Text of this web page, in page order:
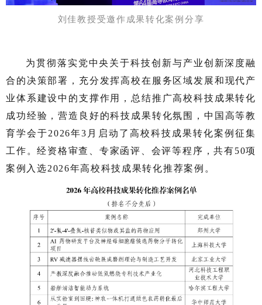
刘佳教授受邀作 成果转化案例分享
为贯彻落实党中央关于科技创新与产业创新深度融
合的决策部署，充分发挥高校在服务区域发展和现代产
业体系建设中的支撑作用，总结推广高校科技成果转化
成功经验，营造良好的科技成果转化氛围，中国高等教
育学会于2026年3月启动了高校科技成果转化案例征集
工作。经资格审查、专家函评、会评等程序，共有50项
案例入选2026年高校科技成果转化推荐案例。